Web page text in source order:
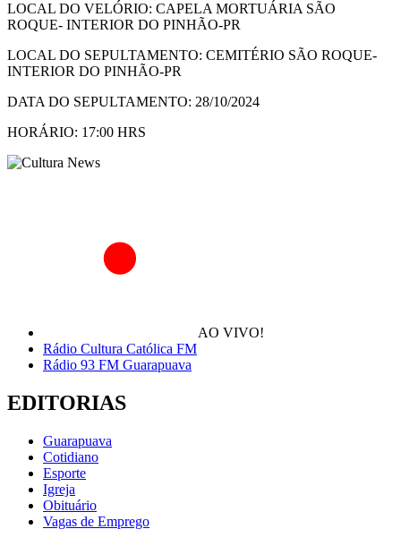
LOCAL DO VELÓRIO: CAPELA MORTUÁRIA SÃO
ROQUE- INTERIOR DO PINHÃO-PR
LOCAL DO SEPULTAMENTO: CEMITÉRIO SÃO ROQUE-
INTERIOR DO PINHÃO-PR
DATA DO SEPULTAMENTO: 28/10/2024
HORÁRIO: 17:00 HRS
AO VIVO!
Rádio Cultura Católica FM
Rádio 93 FM Guarapuava
EDITORIAS
Guarapuava
Cotidiano
Esporte
Igreja
Obituário
Vagas de Emprego